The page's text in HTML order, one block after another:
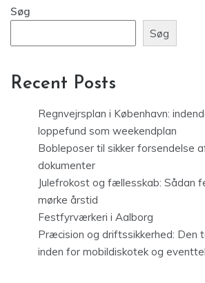
Søg
Søg
Recent Posts
Regnvejrsplan i København:
loppefund som weekendplan
Bobleposer til sikker forsendelse
dokumenter
Julefrokost og fællesskab: Sådan
mørke årstid
Festfyrværkeri i Aalborg
Præcision og driftssikkerhed: Den
inden for mobildiskotek og